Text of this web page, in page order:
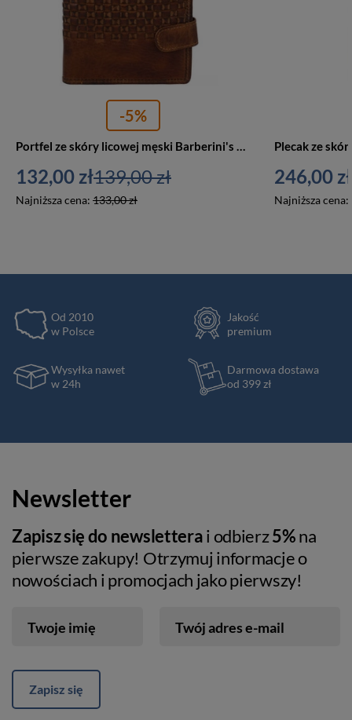
-5%
Portfel ze skóry licowej męski Barberini's LM-1640-6 z zapięciem brązowy
132,00 zł
Najniższa cena: 133,00 zł
139,00 zł 246,00 zł
Najniższa cena:
Od 2010
w Polsce
Jakość
premium
Wysyłka nawet
w 24h
Darmowa dostawa
od 399 zł
Newsletter
Zapisz się do newsletterai odbierz5%na
pierwsze zakupy! Otrzymuj informacje o
nowościach i promocjach jako pierwszy!
Twoje imię Twój adres e-mail
Zapisz się